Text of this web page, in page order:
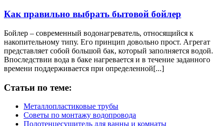
Как правильно выбрать бытовой бойлер
Бойлер – современный водонагреватель, относящийся к
накопительному типу. Его принцип довольно прост. Агрегат
представляет собой большой бак, который заполняется водой.
Впоследствии вода в баке нагревается и в течение заданного
времени поддерживается при определенной[...]
Статьи по теме:
Металлопластиковые трубы
Советы по монтажу водопровода
Полотенцесушитель для ванны и комнаты